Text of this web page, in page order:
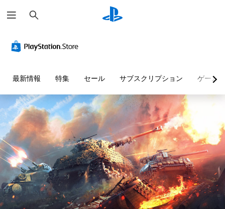
索
最新情報 特集 セール サブスクリプション ゲーム